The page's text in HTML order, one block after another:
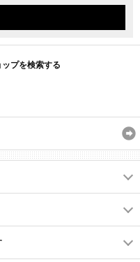
プを検索する